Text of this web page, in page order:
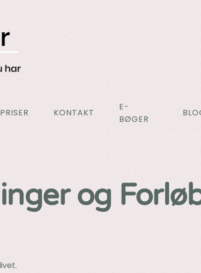
PRISER KONTAKT
E-
BØGER
og